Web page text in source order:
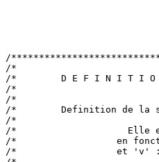
/
/*
/*        D E F I N I T I
/*
/*
/*        Definition de la
/*
/*                    Elle
/*                  en
/*                  et